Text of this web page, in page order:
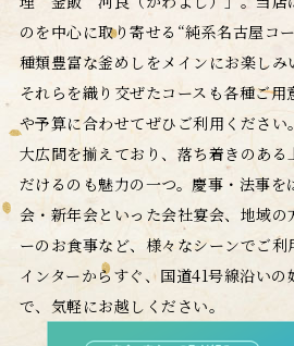
のを中心に取り寄せる“純系名古屋コ
種類豊富な釜めしをメインにお楽しみ
それらを織り交ぜたコースも各種ご
や予算に合わせてぜひご利用くださ
大広間を揃えており、落ち着きのあ
だけるのも魅力の一つ。慶事・法事を
会・新年会といった会社宴会、地域
ーのお食事など、様々なシーンでご
インターからすぐ、国道41号線沿いの
で、気軽にお越しください。